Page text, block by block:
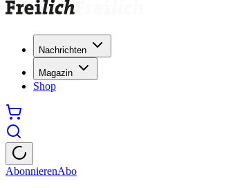
Nachrichten
Magazin
Shop
AbonnierenAbo